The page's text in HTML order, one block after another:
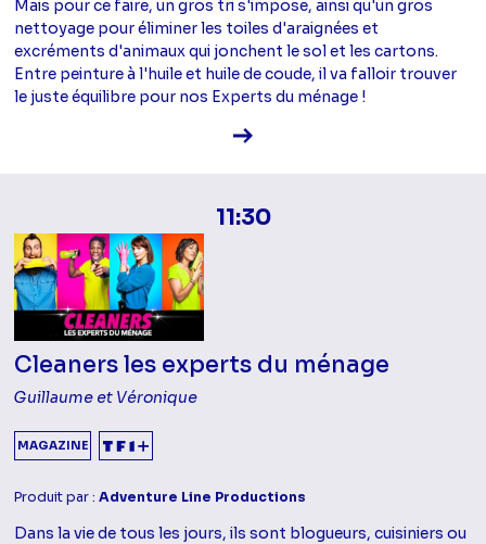
Mais pour ce faire, un gros tri s'impose, ainsi qu'un gros
nettoyage pour éliminer les toiles d'araignées et
excréments d'animaux qui jonchent le sol et les cartons.
Entre peinture à l'huile et huile de coude, il va falloir trouver
le juste équilibre pour nos Experts du ménage !
Voir la fiche diffusion
11:30
Cleaners les experts du ménage
Guillaume et Véronique
MAGAZINE
Produit par :Adventure Line Productions
Dans la vie de tous les jours, ils sont blogueurs, cuisiniers ou